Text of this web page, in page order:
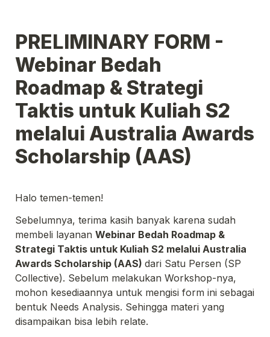
PRELIMINARY FORM -
Webinar Bedah
Roadmap & Strategi
Taktis untuk Kuliah S2
melalui Australia Awards
Scholarship (AAS)
Halo temen-temen!
Sebelumnya, terima kasih banyak karena sudah
membeli layanan Webinar Bedah Roadmap &
Strategi Taktis untuk Kuliah S2 melalui Australia
Awards Scholarship (AAS) dari Satu Persen (SP
Collective). Sebelum melakukan Workshop-nya,
mohon kesediaannya untuk mengisi form ini sebagai
bentuk Needs Analysis. Sehingga materi yang
disampaikan bisa lebih relate.